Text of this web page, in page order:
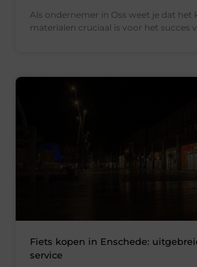
Als ondernemer in Oss weet je dat het
materialen cruciaal is voor het succes
Fiets kopen in Enschede:
service